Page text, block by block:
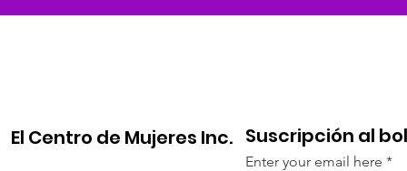
El Centro de Mujeres Inc. Suscripción al
Enter your email here